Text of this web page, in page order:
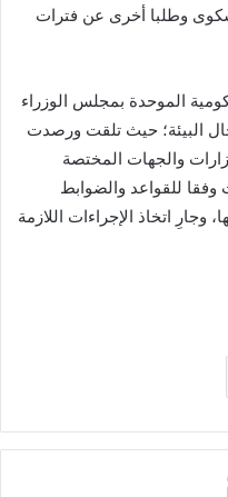
إلى إنهاء وإزالة أسباب 79 شكوى وطلبا أخرى عن فترات
الموحدة بمجلس الوزراء
البيئة؛ حيث تلقت ورصدت
والجهات المختصة
وفقا للقواعد والضوابط
وجارِ اتخاذ الإجراءات اللازمة